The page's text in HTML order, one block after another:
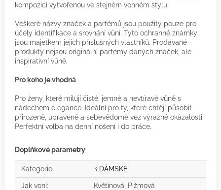
kompozici vytvořenou ve stejném vonném stylu.
Veškeré názvy značek a parfémů jsou použity pouze pro
účely identifikace a srovnání vůní. Tyto ochranné známky
jsou majetkem jejich příslušných vlastníků. Prodávané
produkty nejsou originální parfémy daných značek, ale
inspirativní vůně.
Pro koho je vhodná
Pro ženy, které milují čisté, jemné a nevtíravé vůně s
nádechem elegance. Ideální pro ty, které chtějí působit
přirozeně, upraveně a sebevědomě vez výrazné okázalosti.
Perfektní volba na denní nošení i do práce.
Doplňkové parametry
Kategorie: ♀️DÁMSKÉ
Jak voní: Květinová, Pižmová